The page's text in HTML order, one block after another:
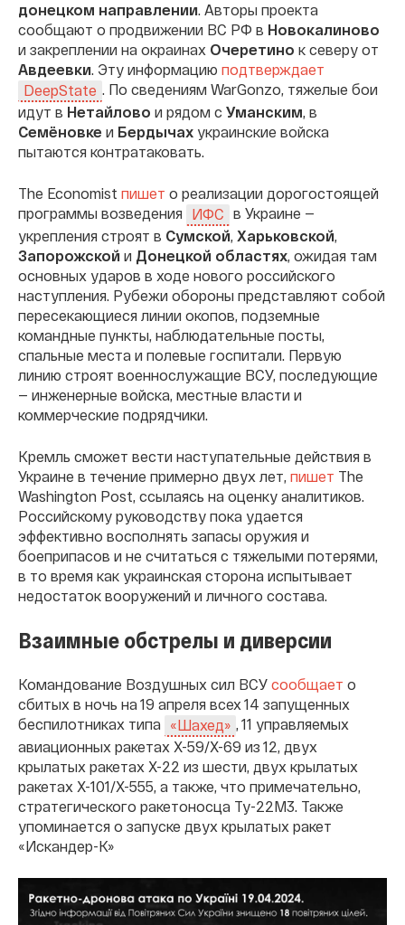
донецком направлении. Авторы проекта
сообщают о продвижении ВС РФ в Новокалиново
и закреплении на окраинах Очеретино к северу от
Авдеевки. Эту информацию подтверждает
DeepState . По сведениям WarGonzo, тяжелые бои
идут в Нетайлово и рядом с Уманским, в
Семёновке и Бердычах украинские войска
пытаются контратаковать.
The Economist пишет о реализации дорогостоящей
программы возведения
ИФС в Украине —
укрепления строят в Сумской, Харьковской,
Запорожской и Донецкой областях, ожидая там
основных ударов в ходе нового российского
наступления. Рубежи обороны представляют собой
пересекающиеся линии окопов, подземные
командные пункты, наблюдательные посты,
спальные места и полевые госпитали. Первую
линию строят военнослужащие ВСУ, последующие
— инженерные войска, местные власти и
коммерческие подрядчики.
Кремль сможет вести наступательные действия в
Украине в течение примерно двух лет, пишет The
Washington Post, ссылаясь на оценку аналитиков.
Российскому руководству пока удается
эффективно восполнять запасы оружия и
боеприпасов и не считаться с тяжелыми потерями,
в то время как украинская сторона испытывает
недостаток вооружений и личного состава.
Взаимные обстрелы и диверсии
Командование Воздушных сил ВСУ сообщает о
сбитых в ночь на 19 апреля всех 14 запущенных
беспилотниках типа
«Шахед» , 11 управляемых
авиационных ракетах Х-59/Х-69 из 12, двух
крылатых ракетах Х-22 из шести, двух крылатых
ракетах Х-101/Х-555, а также, что примечательно,
стратегического ракетоносца Ту-22М3. Также
упоминается о запуске двух крылатых ракет
«Искандер-К»